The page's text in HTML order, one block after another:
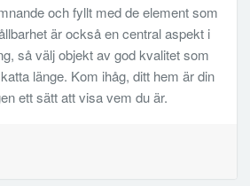
och fyllt med de element som
är också en central aspekt i
så välj objekt av god kvalitet som
länge. Kom ihåg, ditt hem är din
ett sätt att visa vem du är.